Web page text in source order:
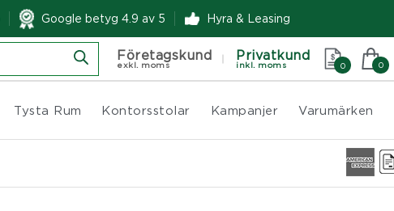
Google betyg 4.9 av 5 Hyra & Leasing
Företagskund
exkl. moms
Privatkund
inkl. moms 0 0
Tysta Rum Kontorsstolar Kampanjer Varumärken